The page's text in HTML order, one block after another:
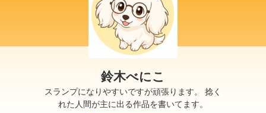
鈴木べにこ
スランプになりやすいですが頑張ります。 捻く
れた人間が主に出る作品を書いてます。